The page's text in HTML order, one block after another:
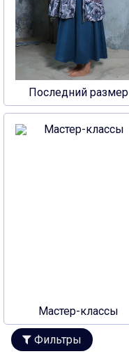
Последний размер
Мастер-классы
Фильтры